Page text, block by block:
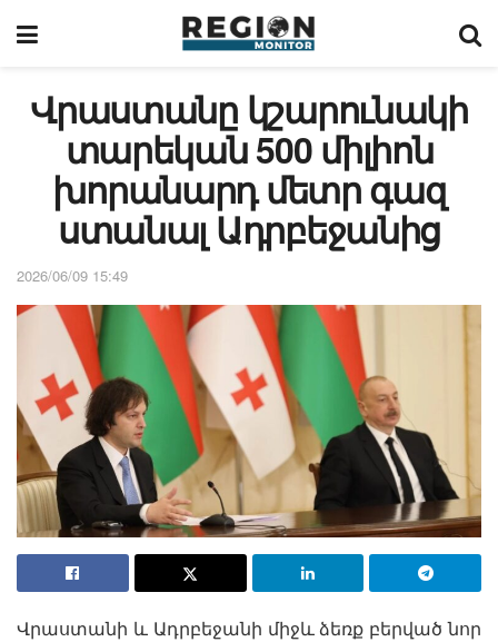
Վրաստանը կշարունակի
տարեկան 500 միլիոն
խորանարդ մետր գազ
ստանալ Ադրբեջանից
2026/06/09 15:49
Վրաստանի և Ադրբեջանի միջև ձեռք բերված նոր